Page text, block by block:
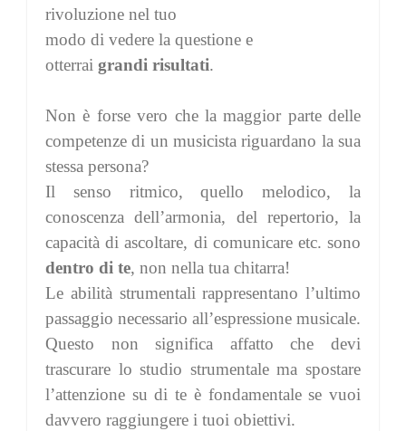
rivoluzione nel tuo
modo di vedere la questione e
otterrai grandi risultati.
Non è forse vero che la maggior parte delle
competenze di un musicista riguardano la sua
stessa persona?
Il senso ritmico, quello melodico, la
conoscenza dell’armonia, del repertorio, la
capacità di ascoltare, di comunicare etc. sono
dentro di te, non nella tua chitarra!
Le abilità strumentali rappresentano l’ultimo
passaggio necessario all’espressione musicale.
Questo non significa affatto che devi
trascurare lo studio strumentale ma spostare
l’attenzione su di te è fondamentale se vuoi
davvero raggiungere i tuoi obiettivi.